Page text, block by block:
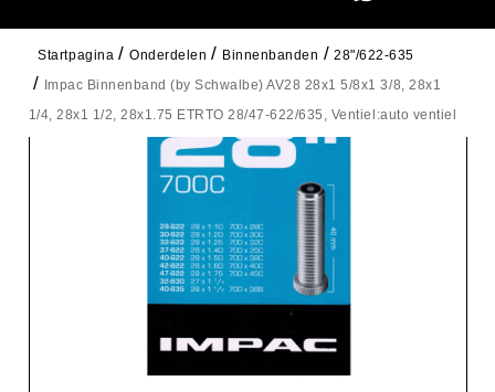
Startpagina Onderdelen Binnenbanden
28"/622-635
Impac Binnenband (by Schwalbe) AV28 28x1 5/8x1 3/8, 28x1
1/4, 28x1 1/2, 28x1.75 ETRTO 28/47-622/635, Ventiel:auto ventiel